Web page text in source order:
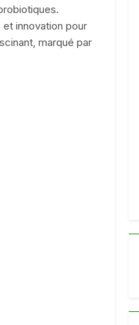
innovation pour
marqué par